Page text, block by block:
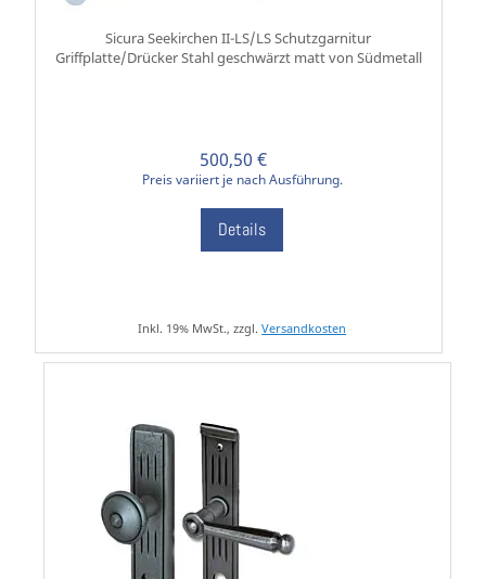
Sicura Seekirchen II-LS/LS Schutzgarnitur
Griffplatte/Drücker Stahl geschwärzt matt von Südmetall
500,50 €
Preis variiert je nach Ausführung.
Details
Inkl. 19% MwSt., zzgl.Versandkosten